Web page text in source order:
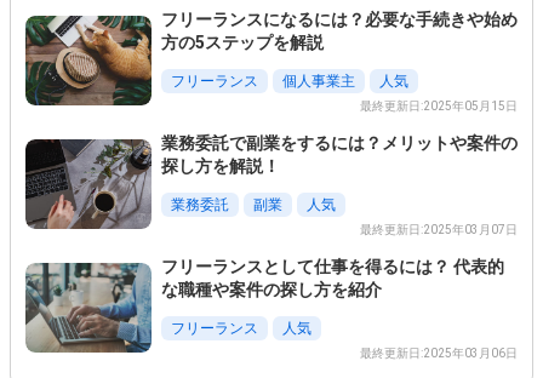
フリーランスになるには？必要な手続きや始め
方の5ステップを解説
フリーランス 個人事業主 人気
最終更新日:2025年05月15日
業務委託で副業をするには？メリットや案件の
探し方を解説！
業務委託 副業 人気
最終更新日:2025年03月07日
フリーランスとして仕事を得るには？ 代表的
な職種や案件の探し方を紹介
フリーランス 人気
最終更新日:2025年03月06日